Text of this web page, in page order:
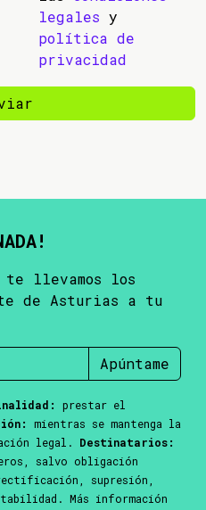
legales y
política de
privacidad
te llevamos los
de Asturias a tu
Apúntame
prestar el
mientras se mantenga la
legal. Destinatarios:
salvo obligación
supresión,
Más información